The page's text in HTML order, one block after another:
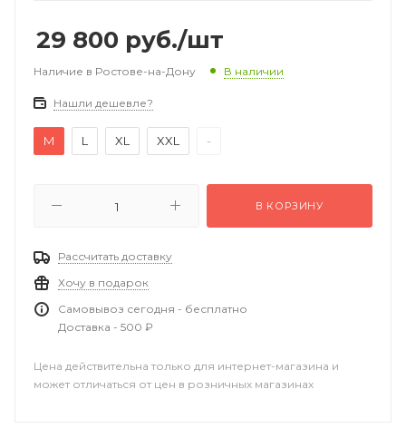
29 800 руб./шт
Наличие в Ростове-на-Дону В наличии
Нашли дешевле?
M L XL XXL -
В КОРЗИНУ
Рассчитать доставку
Хочу в подарок
Самовывоз сегодня - бесплатно
Доставка - 500 ₽
Цена действительна только для интернет-магазина и
может отличаться от цен в розничных магазинах